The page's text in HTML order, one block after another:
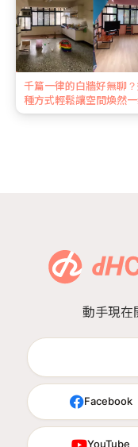
千篇一律的白牆好無聊
種方式輕鬆讓空間煥然
動手現在
Facebook
YouTube